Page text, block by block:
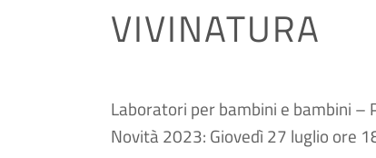
VIVINATURA
Laboratori per bambini e bambini –
Novità 2023: Giovedì 27 luglio ore